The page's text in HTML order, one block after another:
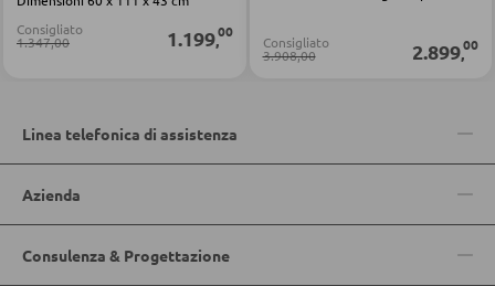
Mensole in legno
PARETI ATTREZZATE
Soggiorni componibili
Credenze a giorno
Consigliato
1.347,00 1.199,00
Consigliato
3.908,00 2.899,00
Linea telefonica di assistenza
Azienda
Consulenza & Progettazione